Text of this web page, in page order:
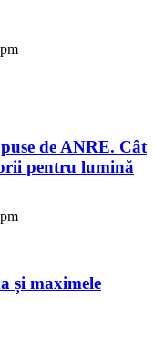
de ANRE. Cât
pentru lumină
și maximele